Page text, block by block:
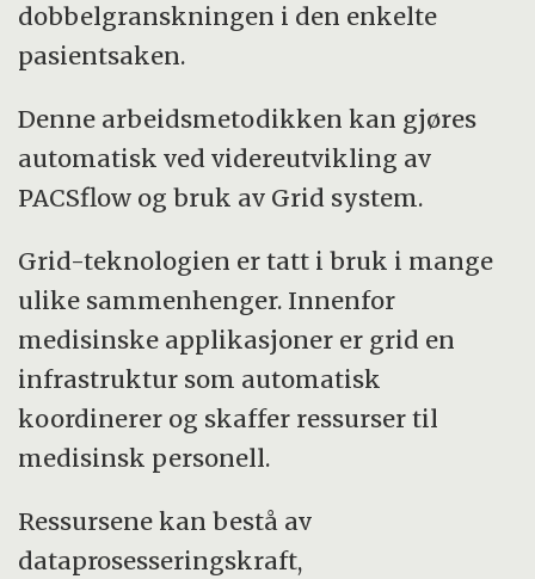
dobbelgranskningen i den enkelte
pasientsaken.
Denne arbeidsmetodikken kan gjøres
automatisk ved videreutvikling av
PACSflow og bruk av Grid system.
Grid-teknologien er tatt i bruk i mange
ulike sammenhenger. Innenfor
medisinske applikasjoner er grid en
infrastruktur som automatisk
koordinerer og skaffer ressurser til
medisinsk personell.
Ressursene kan bestå av
dataprosesseringskraft,